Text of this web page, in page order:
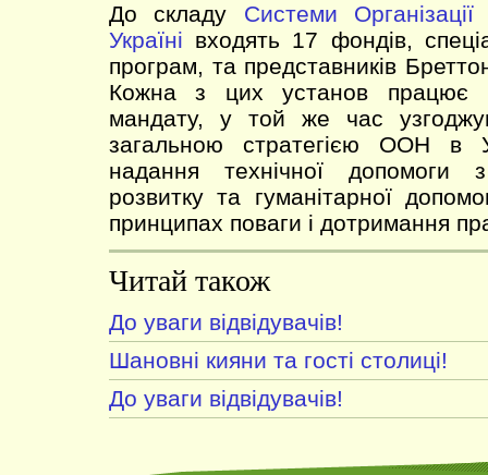
До складу Системи
Україні входять 17 фондів,
програм, та представників
Кожна з цих установ працює
мандату, у той же час
загальною стратегією ООН в
надання технічної допомоги
розвитку та гуманітарної
принципах поваги і дотримання
Читай також
До уваги відвідувачів!
Шановні кияни та гості столиці!
До уваги відвідувачів!